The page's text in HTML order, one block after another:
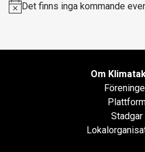
Notis
Det finns inga kommande
Om
Stadgar